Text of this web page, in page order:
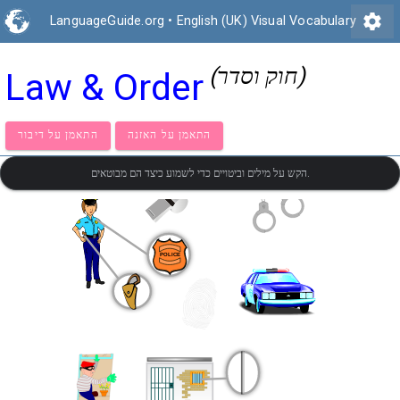
LanguageGuide.org • English (UK) Visual Vocabulary settings
Law & Order (חוק וסדר)
התאמן על דיבור התאמן על האזנה
הקש על מילים וביטויים כדי לשמוע כיצד הם מבוטאים.